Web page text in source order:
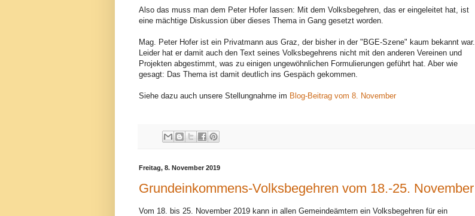
Also das muss man dem Peter Hofer lassen: Mit dem Volksbegehren, das er eingeleitet hat, ist
eine mächtige Diskussion über dieses Thema in Gang gesetzt worden.
Mag. Peter Hofer ist ein Privatmann aus Graz, der bisher in der "BGE-Szene" kaum bekannt war.
Leider hat er damit auch den Text seines Volksbegehrens nicht mit den anderen Vereinen und
Projekten abgestimmt, was zu einigen ungewöhnlichen Formulierungen geführt hat. Aber wie
gesagt: Das Thema ist damit deutlich ins Gespäch gekommen.
Siehe dazu auch unsere Stellungnahme im Blog-Beitrag vom 8. November
Freitag, 8. November 2019
Grundeinkommens-Volksbegehren vom 18.-25. November
Vom 18. bis 25. November 2019 kann in allen Gemeindeämtern ein Volksbegehren für ein